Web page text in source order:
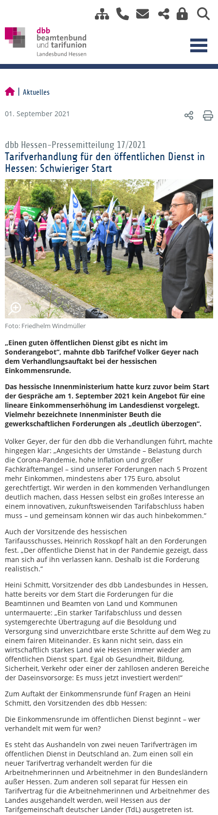
Aktuelles
01. September 2021
dbb Hessen-Pressemitteilung 17/2021
Tarifverhandlung für den öffentlichen Dienst in
Hessen: Schwieriger Start
Foto: Friedhelm Windmüller
„Einen guten öffentlichen Dienst gibt es nicht im
Sonderangebot“, mahnte dbb Tarifchef Volker Geyer nach
dem Verhandlungsauftakt bei der hessischen
Einkommensrunde.
Das hessische Innenministerium hatte kurz zuvor beim Start
der Gespräche am 1. September 2021 kein Angebot für eine
lineare Einkommenserhöhung im Landesdienst vorgelegt.
Vielmehr bezeichnete Innenminister Beuth die
gewerkschaftlichen Forderungen als „deutlich überzogen“.
Volker Geyer, der für den dbb die Verhandlungen führt, machte
hingegen klar: „Angesichts der Umstände – Belastung durch
die Corona-Pandemie, hohe Inflation und großer
Fachkräftemangel – sind unserer Forderungen nach 5 Prozent
mehr Einkommen, mindestens aber 175 Euro, absolut
gerechtfertigt. Wir werden in den kommenden Verhandlungen
deutlich machen, dass Hessen selbst ein großes Interesse an
einem innovativen, zukunftsweisenden Tarifabschluss haben
muss – und gemeinsam können wir das auch hinbekommen.“
Auch der Vorsitzende des hessischen
Tarifausschusses, Heinrich Rosskopf hält an den Forderungen
fest. „Der öffentliche Dienst hat in der Pandemie gezeigt, dass
man sich auf ihn verlassen kann. Deshalb ist die Forderung
realistisch.“
Heini Schmitt, Vorsitzender des dbb Landesbundes in Hessen,
hatte bereits vor dem Start die Forderungen für die
Beamtinnen und Beamten von Land und Kommunen
untermauerte: „Ein starker Tarifabschluss und dessen
systemgerechte Übertragung auf die Besoldung und
Versorgung sind unverzichtbare erste Schritte auf dem Weg zu
einem fairen Miteinander. Es kann nicht sein, dass ein
wirtschaftlich starkes Land wie Hessen immer wieder am
öffentlichen Dienst spart. Egal ob Gesundheit, Bildung,
Sicherheit, Verkehr oder einer der zahllosen anderen Bereiche
der Daseinsvorsorge: Es muss jetzt investiert werden!“
Zum Auftakt der Einkommensrunde fünf Fragen an Heini
Schmitt, den Vorsitzenden des dbb Hessen:
Die Einkommensrunde im öffentlichen Dienst beginnt – wer
verhandelt mit wem für wen?
Es steht das Aushandeln von zwei neuen Tarifverträgen im
öffentlichen Dienst in Deutschland an. Zum einen soll ein
neuer Tarifvertrag verhandelt werden für die
Arbeitnehmerinnen und Arbeitnehmer in den Bundesländern
außer Hessen. Zum anderen soll separat für Hessen ein
Tarifvertrag für die Arbeitnehmerinnen und Arbeitnehmer des
Landes ausgehandelt werden, weil Hessen aus der
Tarifgemeinschaft deutscher Länder (TdL) ausgetreten ist.